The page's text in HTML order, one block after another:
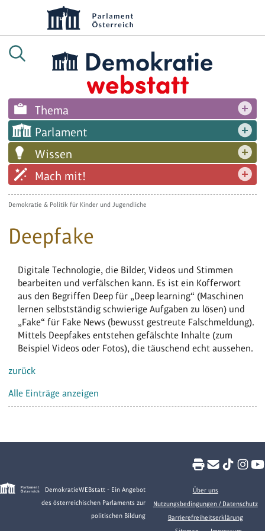
Thema
Parlament
Wissen
Mach mit!
Demokratie & Politik für Kinder und Jugendliche
Deepfake
Digitale Technologie, die Bilder, Videos und Stimmen
bearbeiten und verfälschen kann. Es ist ein Kofferwort
aus den Begriffen Deep für „Deep learning“ (Maschinen
lernen selbstständig schwierige Aufgaben zu lösen) und
„Fake“ für Fake News (bewusst gestreute Falschmeldung).
Mittels Deepfakes entstehen gefälschte Inhalte (zum
Beispiel Videos oder Fotos), die täuschend echt aussehen.
zurück
Alle Einträge anzeigen
DemokratieWEBstatt - Ein Angebot
des österreichischen Parlaments zur
politischen Bildung
Über uns
Nutzungsbedingungen / Datenschutz
Barrierefreiheitserklärung